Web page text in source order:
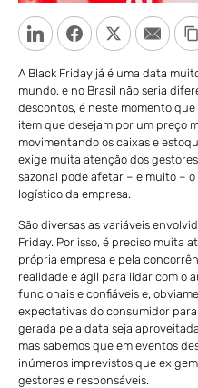
LinkedInFacebookTwitterEmail
A Black Friday já é uma data
mundo, e no Brasil não seria
descontos, é neste momento
item que desejam por um preço
movimentando os caixas e
exige muita atenção dos
sazonal pode afetar – e muito –
logístico da empresa.
São diversas as variáveis
Friday. Por isso, é preciso muita
própria empresa e pela
realidade e ágil para lidar com o
funcionais e confiáveis e,
expectativas do consumidor
gerada pela data seja
mas sabemos que em eventos
inúmeros imprevistos que
gestores e responsáveis.